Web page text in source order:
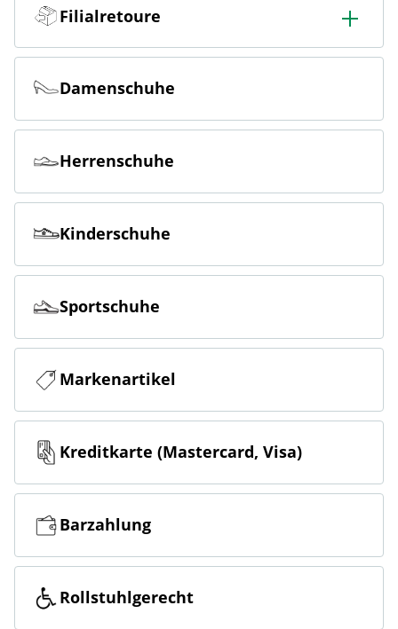
Filialretoure
Online bestellen & kostenlos in der Filiale zurückgeben
Damenschuhe
Herrenschuhe
Kinderschuhe
Sportschuhe
Markenartikel
Kreditkarte (Mastercard, Visa)
Barzahlung
Rollstuhlgerecht